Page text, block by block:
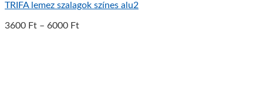
TRIFA lemez szalagok színes alu2
3600 Ft – 6000 Ft